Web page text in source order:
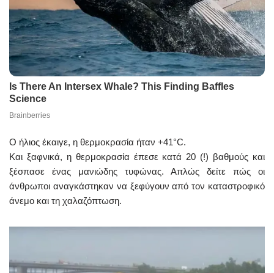
Ο ήλιος έκαιγε, η θερμοκρασία ήταν +41°C.
Και ξαφνικά, η θερμοκρασία έπεσε κατά 20 (!) βαθμούς και
ξέσπασε ένας μανιώδης τυφώνας. Απλώς δείτε πώς οι
άνθρωποι αναγκάστηκαν να ξεφύγουν από τον καταστροφικό
άνεμο και τη χαλαζόπτωση.